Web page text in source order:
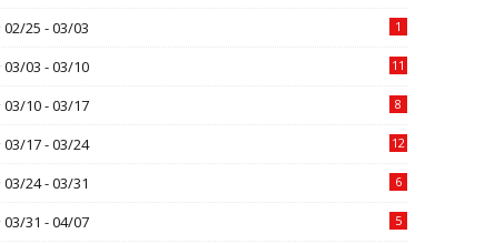
02/25 - 03/03 1
03/03 - 03/10 11
03/10 - 03/17 8
03/17 - 03/24 12
03/24 - 03/31 6
03/31 - 04/07 5